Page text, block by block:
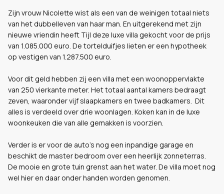
Zijn vrouw Nicolette wist als een van de weinigen totaal niets
van het dubbelleven van haar man. En uitgerekend met zijn
nieuwe vriendin heeft Tijl deze luxe villa gekocht voor de prijs
van 1.085.000 euro. De tortelduifjes lieten er een hypotheek
op vestigen van 1.287.500 euro.
Voor dit geld hebben zij een villa met een woonoppervlakte
van 250 vierkante meter. Het totaal aantal kamers bedraagt
zeven, waaronder vijf slaapkamers en twee badkamers. Dit
alles is verdeeld over drie woonlagen. Koken kan in de luxe
woonkeuken die van alle gemakken is voorzien.
Verder is er voor de auto's nog een inpandige garage en
beschikt de master bedroom over een heerlijk zonneterras.
De mooie en grote tuin grenst aan het water. De villa moet nog
wel hier en daar onder handen worden genomen.